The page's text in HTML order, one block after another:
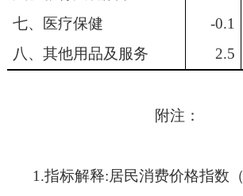
七、医疗保健
-0.1
八、其他用品及服务
2.5
附注：
1.指标解释:居民消费价格指数（